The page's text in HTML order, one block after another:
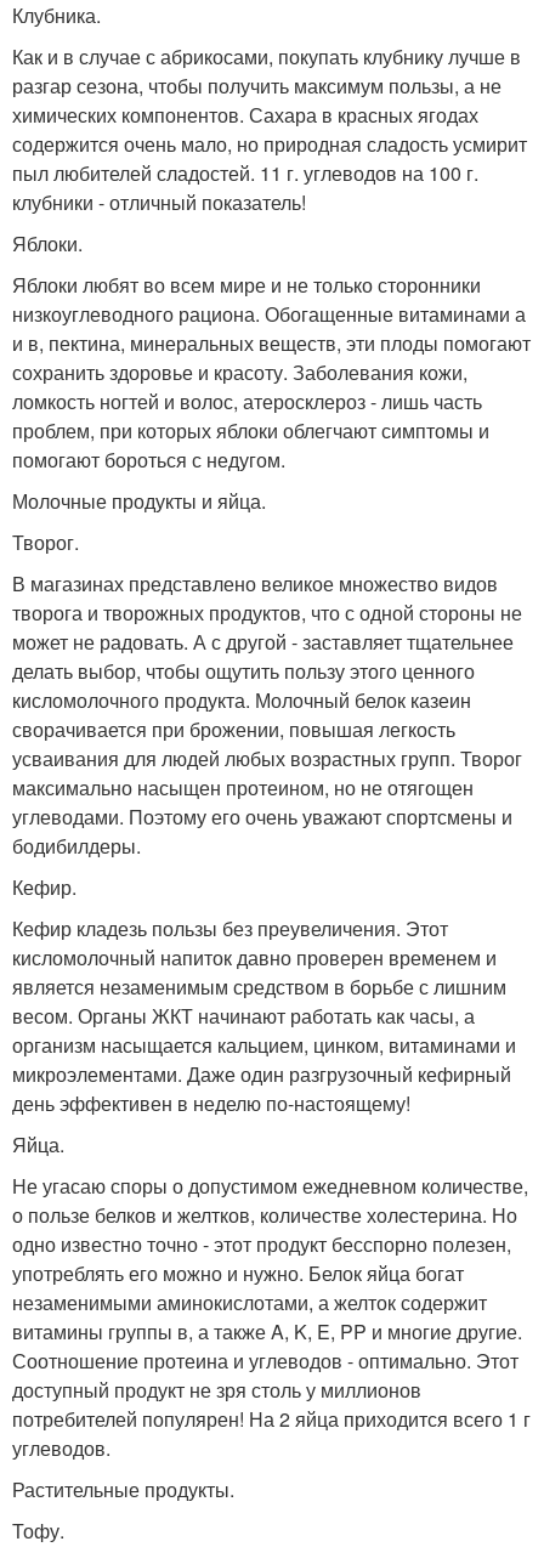
Клубника.
Как и в случае с абрикосами, покупать клубнику лучше в
разгар сезона, чтобы получить максимум пользы, а не
химических компонентов. Сахара в красных ягодах
содержится очень мало, но природная сладость усмирит
пыл любителей сладостей. 11 г. углеводов на 100 г.
клубники - отличный показатель!
Яблоки.
Яблоки любят во всем мире и не только сторонники
низкоуглеводного рациона. Обогащенные витаминами а
и в, пектина, минеральных веществ, эти плоды помогают
сохранить здоровье и красоту. Заболевания кожи,
ломкость ногтей и волос, атеросклероз - лишь часть
проблем, при которых яблоки облегчают симптомы и
помогают бороться с недугом.
Молочные продукты и яйца.
Творог.
В магазинах представлено великое множество видов
творога и творожных продуктов, что с одной стороны не
может не радовать. А с другой - заставляет тщательнее
делать выбор, чтобы ощутить пользу этого ценного
кисломолочного продукта. Молочный белок казеин
сворачивается при брожении, повышая легкость
усваивания для людей любых возрастных групп. Творог
максимально насыщен протеином, но не отягощен
углеводами. Поэтому его очень уважают спортсмены и
бодибилдеры.
Кефир.
Кефир кладезь пользы без преувеличения. Этот
кисломолочный напиток давно проверен временем и
является незаменимым средством в борьбе с лишним
весом. Органы ЖКТ начинают работать как часы, а
организм насыщается кальцием, цинком, витаминами и
микроэлементами. Даже один разгрузочный кефирный
день эффективен в неделю по-настоящему!
Яйца.
Не угасаю споры о допустимом ежедневном количестве,
о пользе белков и желтков, количестве холестерина. Но
одно известно точно - этот продукт бесспорно полезен,
употреблять его можно и нужно. Белок яйца богат
незаменимыми аминокислотами, а желток содержит
витамины группы в, а также A, K, E, PP и многие другие.
Соотношение протеина и углеводов - оптимально. Этот
доступный продукт не зря столь у миллионов
потребителей популярен! На 2 яйца приходится всего 1 г
углеводов.
Растительные продукты.
Тофу.